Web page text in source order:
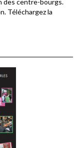
des centre-bourgs.
Téléchargez la